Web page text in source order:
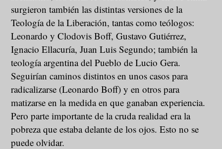
surgieron también las distintas versiones de la
Teología de la Liberación, tantas como teólogos:
Leonardo y Clodovis Boff, Gustavo Gutiérrez,
Ignacio Ellacuría, Juan Luis Segundo; también la
teología argentina del Pueblo de Lucio Gera.
Seguirían caminos distintos en unos casos para
radicalizarse (Leonardo Boff) y en otros para
matizarse en la medida en que ganaban experiencia.
Pero parte importante de la cruda realidad era la
pobreza que estaba delante de los ojos. Esto no se
puede olvidar.